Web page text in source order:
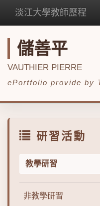
淡江大學教師歷程
儲善平
VAUTHIER PIERRE
ePortfolio provide by
研習活動
教學研習
非教學研習